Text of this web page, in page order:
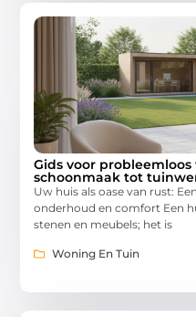
Gids voor probleemloos
schoonmaak tot
Uw huis als oase van rust:
onderhoud en comfort Een
stenen en meubels; het is
Woning En Tuin